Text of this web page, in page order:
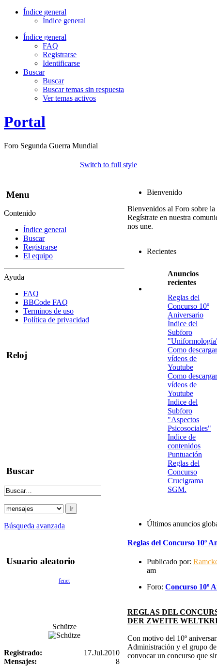
Índice general
Índice general
Índice general
FAQ
Registrarse
Identificarse
Buscar
Buscar
Buscar temas sin respuesta
Ver temas activos
Portal
Foro Segunda Guerra Mundial
Switch to full style
Menu
Contenido
Índice general
Buscar
Registrarse
El equipo
Ayuda
FAQ
BBCode FAQ
Terminos de uso
Política de privacidad
Reloj
Buscar
Búsqueda avanzada
Usuario aleatorio
fenet
Schütze
Registrado:
17.Jul.2010
Mensajes:
8
Bienvenido
Bienvenidos al Foro sobre
Regístrate en nuestra
nos une.
Recientes
Anuncios
recientes
Reglas del
Concurso 10º
Aniversario
Índice del
Subforo
Como descargar
vídeos de
Youtube
Como descargar
vídeos de
Youtube
Indice del
Subforo
"Aspectos
Psicosociales"
Indice de
contenidos
Puntuación
Reglas del
Concurso
Crucigrama
SGM.
Últimos anuncios
Reglas del Concurso 10º
Publicado por:
am
Foro: Concurso 10º
REGLAS DEL
DER ZWEITE
Con motivo del 10º
Administración y el grupo
convocar un concurso que